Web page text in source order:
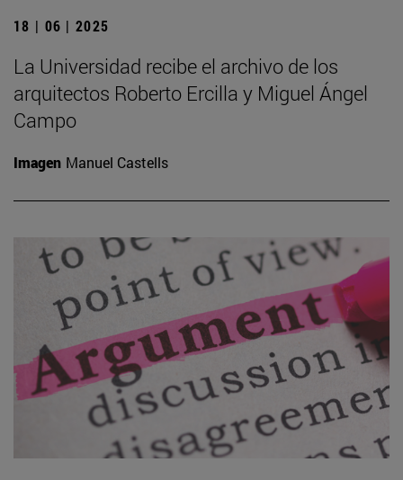
18 | 06 | 2025
La Universidad recibe el archivo de los
arquitectos Roberto Ercilla y Miguel Ángel
Campo
Imagen Manuel Castells